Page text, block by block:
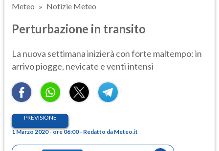
Meteo Notizie Meteo
Perturbazione in transito
La nuova settimana inizierà con forte maltempo: in
arrivo piogge, nevicate e venti intensi
PREVISIONE
1 Marzo 2020 - ore 06:00 - Redatto da Meteo.it